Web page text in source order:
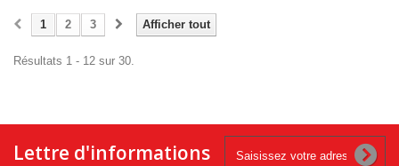
Afficher tout
1 2 3
Résultats 1 - 12 sur 30.
Lettre d'informations